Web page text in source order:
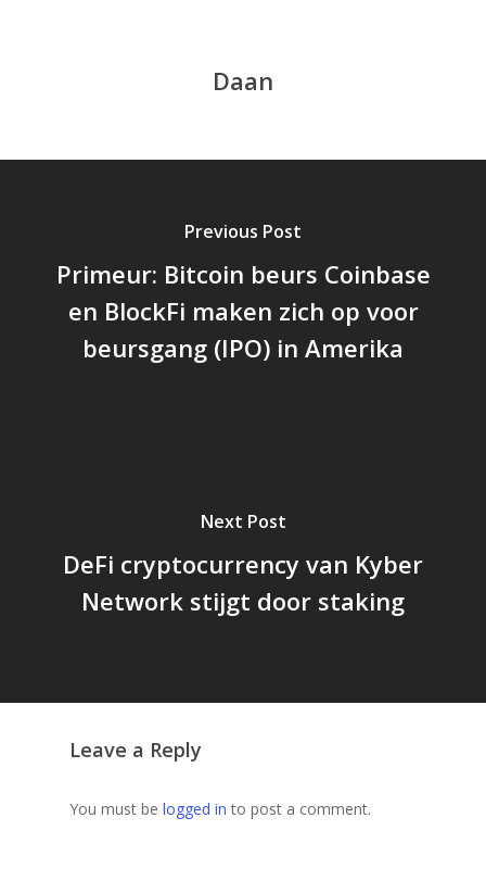
Daan
Previous Post
Primeur: Bitcoin beurs Coinbase
en BlockFi maken zich op voor
beursgang (IPO) in Amerika
Next Post
DeFi cryptocurrency van Kyber
Network stijgt door staking
Leave a Reply
You must be logged in to post a comment.